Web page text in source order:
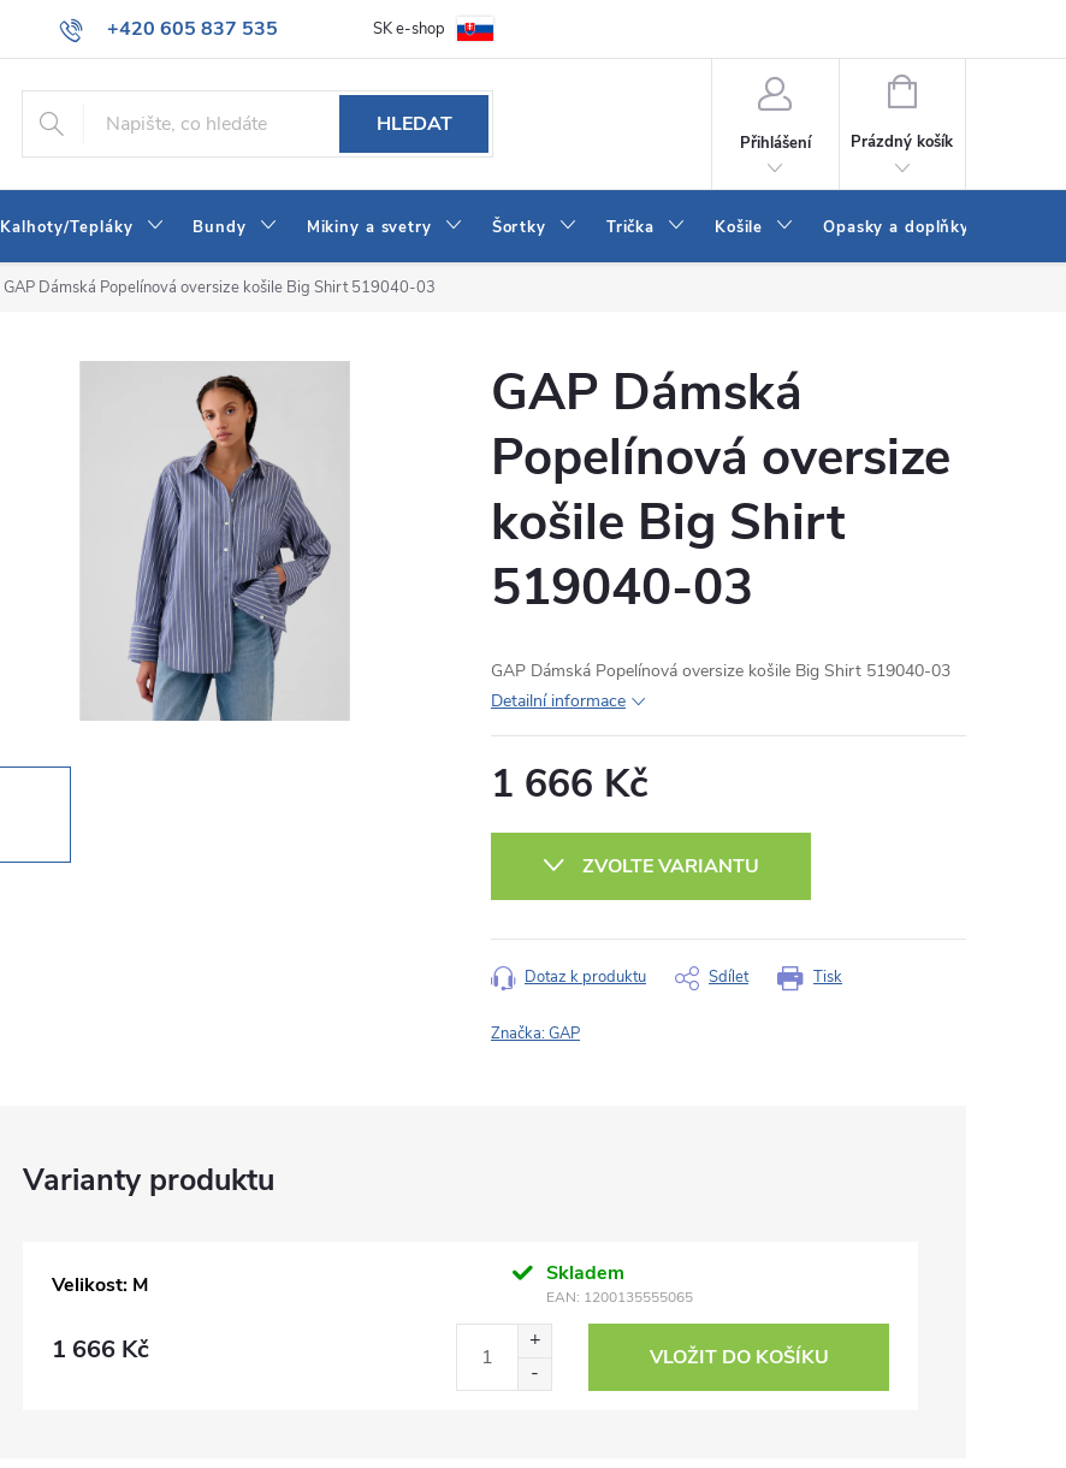
+420 605 837 535
info@jeans-shop.cz
Obchodní podmínky Naše prodejna Blog Kontakt
SK e-shop
HLEDAT
Přihlášení
NÁKUPNÍ
Prázdný košík
Kalhoty/Tepláky Bundy Mikiny a svetry Šortky Trička Košile Opasky a doplňky
GAP Dámská Popelínová oversize košile Big Shirt 519040-03
GAP Dámská
Popelínová oversize
košile Big Shirt
519040-03
GAP Dámská Popelínová oversize košile Big Shirt 519040-03
Detailní informace
1 666 Kč
ZVOLTE VARIANTU
Tisk
Dotaz k produktu Sdílet
Značka:GAP
Velikost: M Skladem
EAN: 1200135555065
1 666 Kč VLOŽIT DO KOŠÍKU